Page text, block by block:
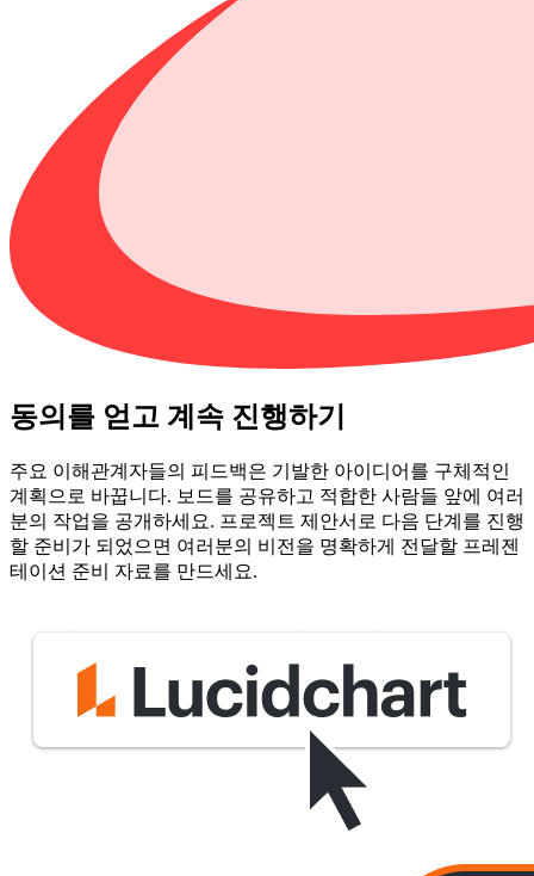
동의를 얻고 계속 진행하기
주요 이해관계자들의 피드백은 기발한 아이디어를 구체적인
계획으로 바꿉니다. 보드를 공유하고 적합한 사람들 앞에 여러
분의 작업을 공개하세요. 프로젝트 제안서로 다음 단계를 진행
할 준비가 되었으면 여러분의 비전을 명확하게 전달할 프레젠
테이션 준비 자료를 만드세요.